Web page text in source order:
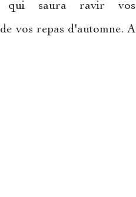
qui saura ravir vos
vos repas d'automne. A